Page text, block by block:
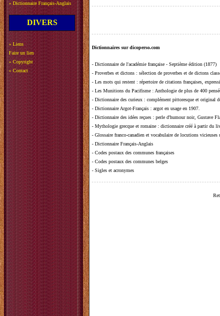
» Dictionnaire Français-Anglais
DIVERS
» Liens
Faire un lien
» Copyright
» Contact
Dictionnaires sur dicoperso.com
- Dictionnaire de l'académie française - Septième édition (1877)
- Proverbes et dictons : sélection de proverbes et de dictons
- Les mots qui restent : répertoire de citations françaises,
- Les Munitions du Pacifisme : Anthologie de plus de 400
- Dictionnaire des curieux : complément pittoresque et original
- Dictionnaire Argot-Français : argot en usage en 1907.
- Dictionnaire des idées reçues : perle d'humour noir, Gustave
- Mythologie grecque et romaine : dictionnaire créé à partir du
- Glossaire franco-canadien et vocabulaire de locutions vicieuses
- Dictionnaire Français-Anglais
- Codes postaux des communes françaises
- Codes postaux des communes belges
- Sigles et acronymes